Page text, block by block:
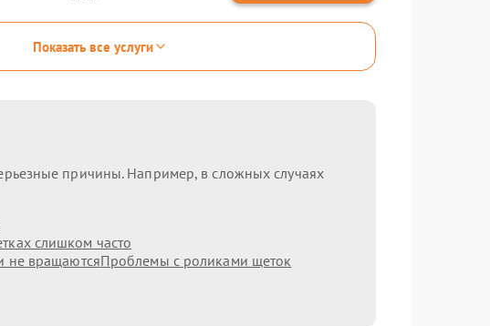
Показать все услуги
причины. Например, в сложных случаях
слишком часто
не вращаютсяПроблемы с роликами щеток